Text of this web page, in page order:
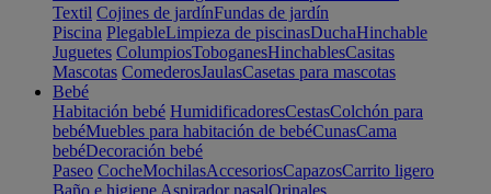
Textil Cojines de jardínFundas de jardín
Piscina PlegableLimpieza de piscinasDuchaHinchable
Juguetes ColumpiosToboganesHinchablesCasitas
Mascotas ComederosJaulasCasetas para mascotas
Bebé
Habitación bebé HumidificadoresCestasColchón para
bebéMuebles para habitación de bebéCunasCama
bebéDecoración bebé
Paseo CocheMochilasAccesoriosCapazosCarrito ligero
Baño e higiene Aspirador nasalOrinales